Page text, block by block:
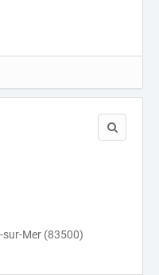
sur-Mer (83500)